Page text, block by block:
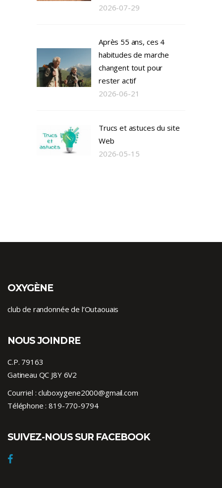
2026-07-29
Après 55 ans, ces 4
habitudes de marche
changent tout pour
rester actif
2026-06-21
Trucs et astuces du site
Web
2026-05-15
OXYGÈNE
club de randonnée de l’Outaouais
NOUS JOINDRE
C.P. 79163
Gatineau QC J8Y 6V2
Courriel :cluboxygene2000@gmail.com
Téléphone :819-770-9794
SUIVEZ-NOUS SUR FACEBOOK